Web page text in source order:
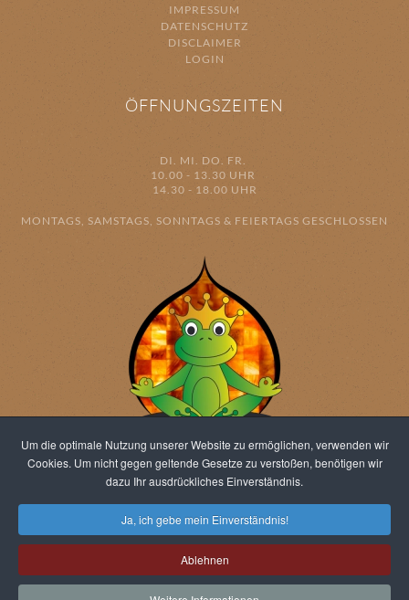
Um die optimale Nutzung unserer Website zu ermöglichen, verwenden wir
Cookies. Um nicht gegen geltende Gesetze zu verstoßen, benötigen wir
dazu Ihr ausdrückliches Einverständnis.
Ja, ich gebe mein Einverständnis!
Ablehnen
IMPRESSUM
DATENSCHUTZ
DISCLAIMER
LOGIN
ÖFFNUNGSZEITEN
DI. MI. DO. FR.
10.00 - 13.30 UHR
14.30 - 18.00 UHR
MONTAGS, SAMSTAGS, SONNTAGS & FEIERTAGS GESCHLOSSEN
© 2026 Salz-Reich Berlin - All rights reserved. powered by jens-
richter.com